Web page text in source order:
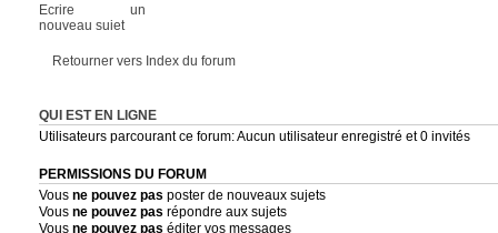
Ecrire un
nouveau sujet
Retourner vers Index du forum
QUI EST EN LIGNE
Utilisateurs parcourant ce forum: Aucun utilisateur enregistré et 0 invités
PERMISSIONS DU FORUM
Vous ne pouvez pas poster de nouveaux sujets
Vous ne pouvez pas répondre aux sujets
Vous ne pouvez pas éditer vos messages